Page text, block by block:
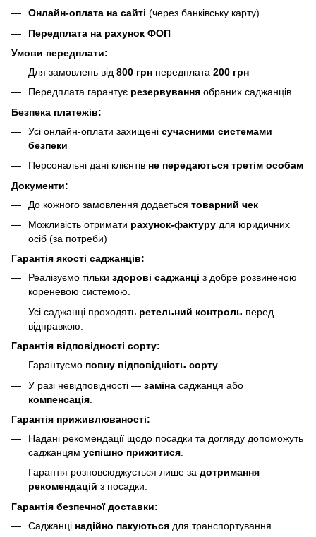
Онлайн-оплата на сайті (через банківську карту)
Передплата на рахунок ФОП
Умови передплати:
Для замовлень від 800 грн передплата 200 грн
Передплата гарантує резервування обраних саджанців
Безпека платежів:
Усі онлайн-оплати захищені сучасними системами
безпеки
Персональні дані клієнтів не передаються третім особам
Документи:
До кожного замовлення додається товарний чек
Можливість отримати рахунок-фактуру для юридичних
осіб (за потреби)
Гарантія якості саджанців:
Реалізуємо тільки здорові саджанці з добре розвиненою
кореневою системою.
Усі саджанці проходять ретельний контроль перед
відправкою.
Гарантія відповідності сорту:
Гарантуємо повну відповідність сорту
У разі невідповідності — заміна саджанця або
компенсація
Гарантія приживлюваності:
Надані рекомендації щодо посадки та догляду допоможуть
саджанцям успішно прижитися
Гарантія розповсюджується лише за дотримання
рекомендацій з посадки.
Гарантія безпечної доставки:
Саджанці надійно пакуються для транспортування.